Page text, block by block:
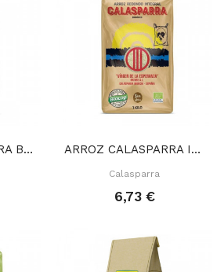
ARROZ CALASPARRA BLANCO 1 KG ARROZ CALASPARRA INTEGRAL 1 KG
Calasparra
6,73 €